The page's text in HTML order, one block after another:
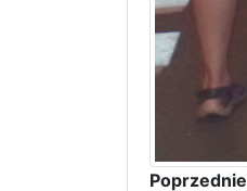
Poprzednie